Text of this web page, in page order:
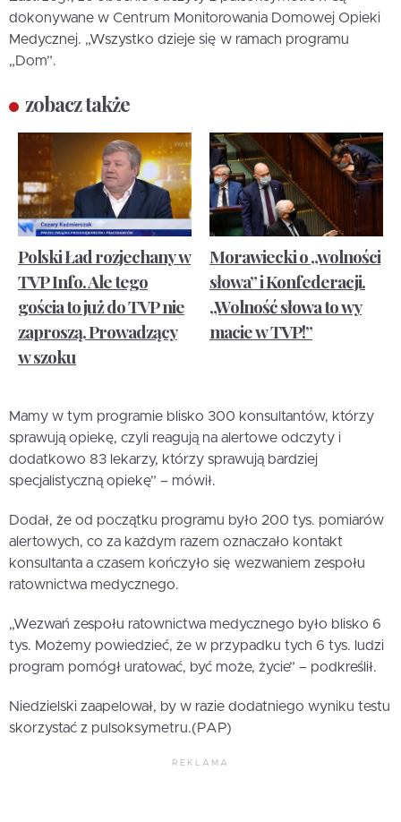
dokonywane w Centrum Monitorowania Domowej Opieki
Medycznej. „Wszystko dzieje się w ramach programu
„Dom”.
zobacz także
Polski Ład rozjechany w
TVP Info. Ale tego
gościa to już do TVP nie
zaproszą. Prowadzący
w szoku
Morawiecki o „wolności
słowa” i Konfederacji.
„Wolność słowa to wy
macie w TVP!”
Mamy w tym programie blisko 300 konsultantów, którzy
sprawują opiekę, czyli reagują na alertowe odczyty i
dodatkowo 83 lekarzy, którzy sprawują bardziej
specjalistyczną opiekę” – mówił.
Dodał, że od początku programu było 200 tys. pomiarów
alertowych, co za każdym razem oznaczało kontakt
konsultanta a czasem kończyło się wezwaniem zespołu
ratownictwa medycznego.
„Wezwań zespołu ratownictwa medycznego było blisko 6
tys. Możemy powiedzieć, że w przypadku tych 6 tys. ludzi
program pomógł uratować, być może, życie” – podkreślił.
Niedzielski zaapelował, by w razie dodatniego wyniku testu
skorzystać z pulsoksymetru.(PAP)
REKLAMA